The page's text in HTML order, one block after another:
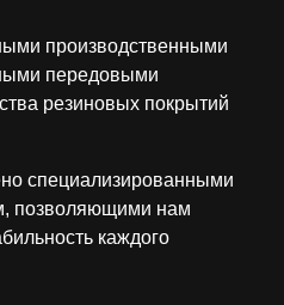
производственными
передовыми
резиновых покрытий
специализированными
позволяющими нам
каждого